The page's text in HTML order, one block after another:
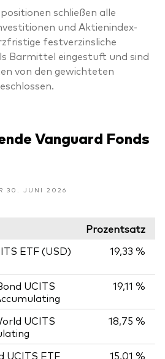
schließen alle
und Aktienindex-
festverzinsliche
Barmittel eingestuft und sind
von den gewichteten
Vanguard Fonds
30. JUNI 2026
Prozentsatz
ETF (USD)
19,33 %
UCITS
19,11 %
UCITS
18,75 %
UCITS ETF
15,01 %